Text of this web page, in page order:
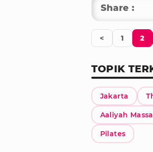
Share :
< 1 2
TOPIK
Jakarta
Aaliyah
Pilates